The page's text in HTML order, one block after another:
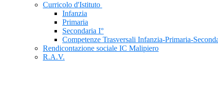
Curricolo d'Istituto
Infanzia
Primaria
Secondaria I°
Competenze Trasversali Infanzia-Primaria-
Rendicontazione sociale IC Malipiero
R.A.V.